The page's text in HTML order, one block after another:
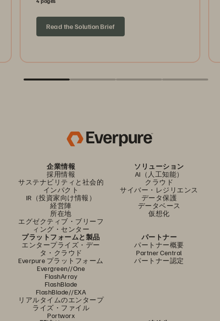
Read the Solution Brief
企業情報
採用情報
サステナビリティと社会的
インパクト
IR（投資家向け情報）
経営陣
所在地
エグゼクティブ・ブリーフ
ィング・センター
ソリューション
AI（人工知能）
クラウド
サイバー・レジリエンス
データ保護
データベース
仮想化
プラットフォームと製品
エンタープライズ・デー
タ・クラウド
Everpure プラットフォーム
Evergreen//One
FlashArray
FlashBlade
FlashBlade//EXA
リアルタイムのエンタープ
ライズ・ファイル
Portworx
パートナー
パートナー概要
Partner Central
パートナー認定